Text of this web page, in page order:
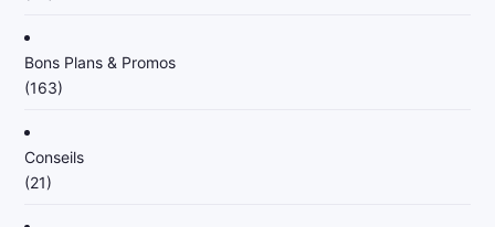
Bons Plans & Promos
(163)
Conseils
(21)